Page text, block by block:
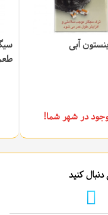
آبی
در شهر شما!
کنید